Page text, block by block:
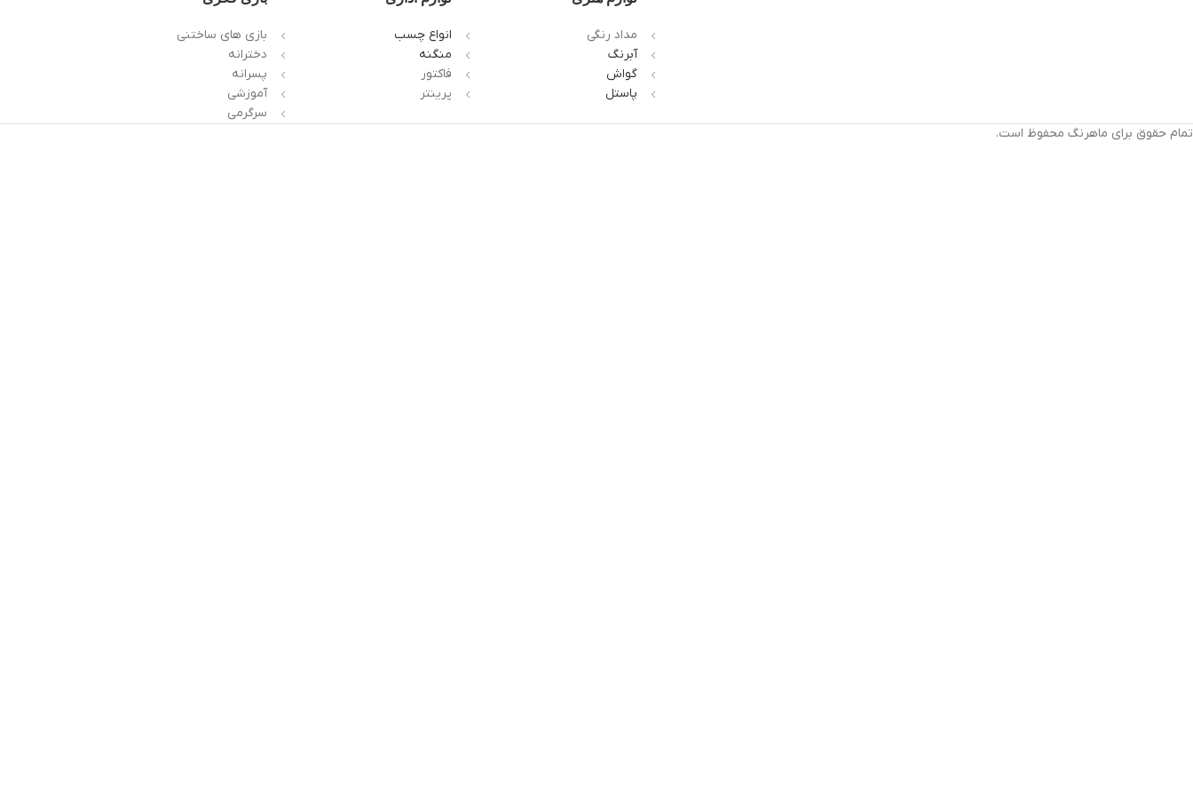
مداد رنگی
آبرنگ
گواش
پاستل
انواع چسب
منگنه
فاکتور
پرینتر
بازی های ساختنی
دخترانه
پسرانه
آموزشی
سرگرمی
تمام حقوق برای ماهرنگ محفوظ است.